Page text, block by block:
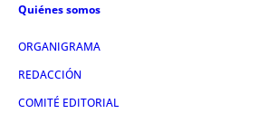
Quiénes somos
ORGANIGRAMA
REDACCIÓN
COMITÉ EDITORIAL